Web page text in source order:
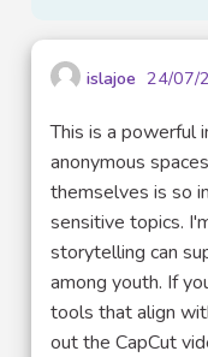
islajoe 24/07/
This is a powerful
anonymous
themselves is so
sensitive topics.
storytelling can
among youth. If
tools that align
out the CapCut